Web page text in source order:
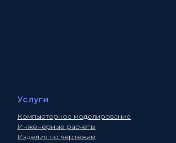
Услуги
Компьютерное моделирование
Инженерные расчеты
Изделия по чертежам